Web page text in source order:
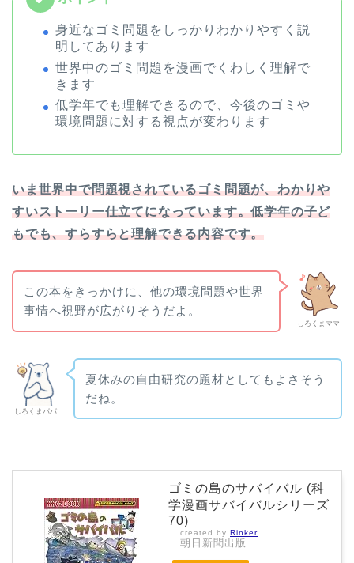
身近なゴミ問題をしっかりわかりやすく説
明してあります
世界中のゴミ問題を漫画でくわしく理解で
きます
低学年でも理解できるので、今後のゴミや
環境問題に対する視点が変わります
いま世界中で問題視されているゴミ問題が、わかりや
すいストーリー仕立てになっています。低学年の子ど
もでも、すらすらと理解できる内容です。
しろくまママ
この本をきっかけに、他の環境問題や世界
事情へ視野が広がりそうだよ。
しろくまパパ
夏休みの自由研究の題材としてもよさそう
だね。
ゴミの島のサバイバル (科
学漫画サバイバルシリーズ
70)
created by Rinker
朝日新聞出版